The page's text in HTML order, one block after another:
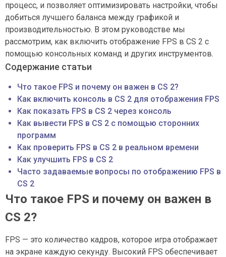
процесс, и позволяет оптимизировать настройки, чтобы
добиться лучшего баланса между графикой и
производительностью. В этом руководстве мы
рассмотрим, как включить отображение FPS в CS 2 с
помощью консольных команд и других инструментов.
Содержание статьи
Что такое FPS и почему он важен в CS 2?
Как включить консоль в CS 2 для отображения FPS
Как показать FPS в CS 2 через консоль
Как вывести FPS в CS 2 с помощью сторонних
программ
Как проверить FPS в CS 2 в реальном времени
Как улучшить FPS в CS 2
Часто задаваемые вопросы по отображению FPS в
CS 2
Что такое FPS и почему он важен в
CS 2?
FPS — это количество кадров, которое игра отображает
на экране каждую секунду. Высокий FPS обеспечивает